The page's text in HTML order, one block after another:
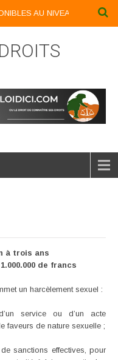
AU NIVEAU DU MENU
DROITS
à trois ans
de francs
un harcèlement sexuel :
service ou d’un acte
faveurs de nature sexuelle ;
sanctions effectives, pour